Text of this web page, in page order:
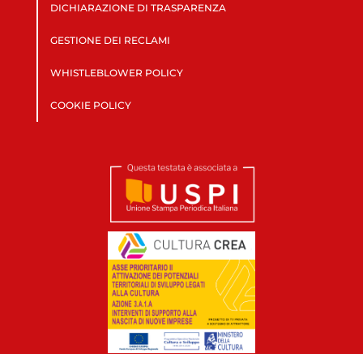
DICHIARAZIONE DI TRASPARENZA
GESTIONE DEI RECLAMI
WHISTLEBLOWER POLICY
COOKIE POLICY